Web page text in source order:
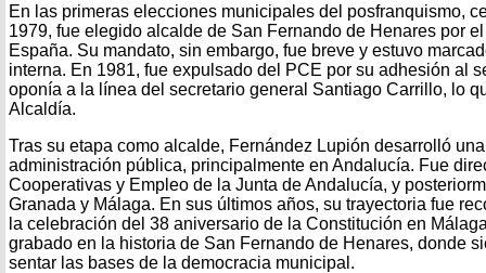
En las primeras elecciones municipales del posfranquismo,
1979, fue elegido alcalde de San Fernando de Henares por
España. Su mandato, sin embargo, fue breve y estuvo
interna. En 1981, fue expulsado del PCE por su adhesión al
oponía a la línea del secretario general Santiago Carrillo, lo
Alcaldía.
Tras su etapa como alcalde, Fernández Lupión desarrolló
administración pública, principalmente en Andalucía. Fue
Cooperativas y Empleo de la Junta de Andalucía, y
Granada y Málaga. En sus últimos años, su trayectoria fue
la celebración del 38 aniversario de la Constitución en
grabado en la historia de San Fernando de Henares, donde
sentar las bases de la democracia municipal.